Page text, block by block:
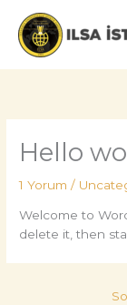
atla
Hello
1 Yorum /
Welcome to
delete it, then